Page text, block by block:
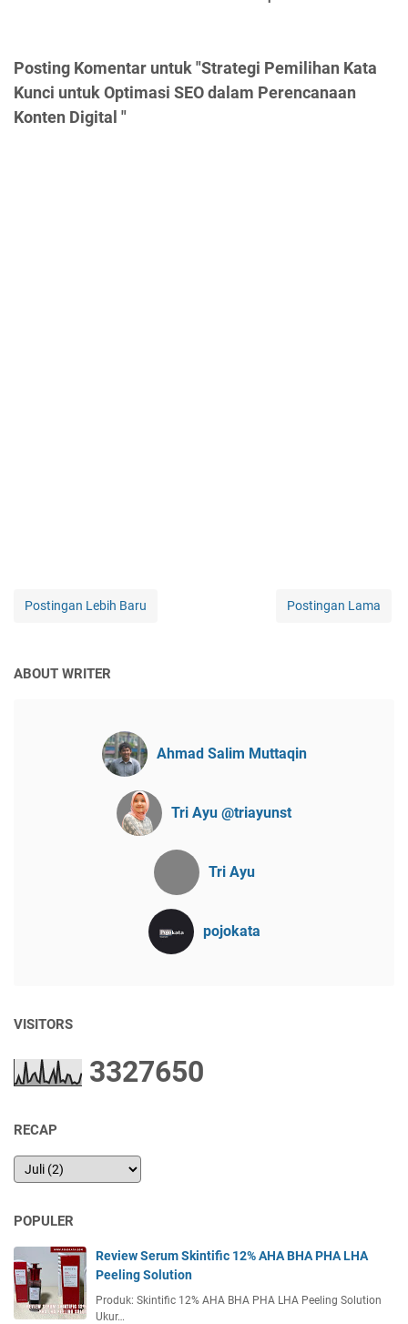
Posting Komentar untuk "Strategi Pemilihan Kata
Kunci untuk Optimasi SEO dalam Perencanaan
Konten Digital "
Postingan Lebih Baru Postingan Lama
ABOUT WRITER
Ahmad Salim Muttaqin
Tri Ayu @triayunst
Tri Ayu
pojokata
VISITORS
3327650
RECAP
POPULER
Review Serum Skintific 12% AHA BHA PHA LHA
Peeling Solution
Produk: Skintific 12% AHA BHA PHA LHA Peeling Solution
Ukur…